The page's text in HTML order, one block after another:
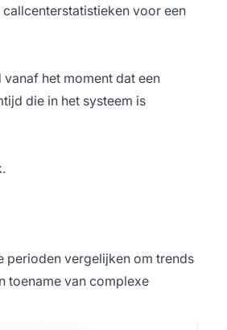
voor een
het moment dat een
die in het systeem is
perioden vergelijken om trends
toename van complexe